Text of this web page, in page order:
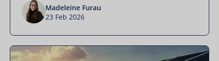
Madeleine Furau
23 Feb 2026